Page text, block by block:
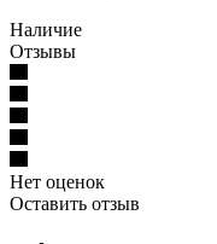
Наличие
Отзывы
Нет оценок
Оставить отзыв